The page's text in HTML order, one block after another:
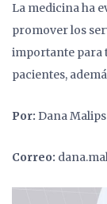
La medicina ha
promover los
importante para
pacientes,
Por: Dana
Correo: